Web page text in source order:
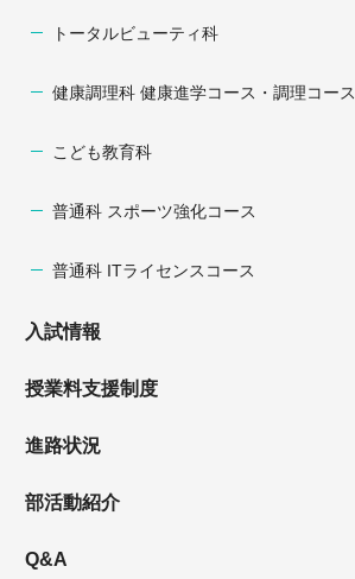
トータルビューティ科
健康調理科 健康進学コース・調理コース
こども教育科
普通科 スポーツ強化コース
普通科 ITライセンスコース
入試情報
授業料支援制度
進路状況
部活動紹介
Q&A